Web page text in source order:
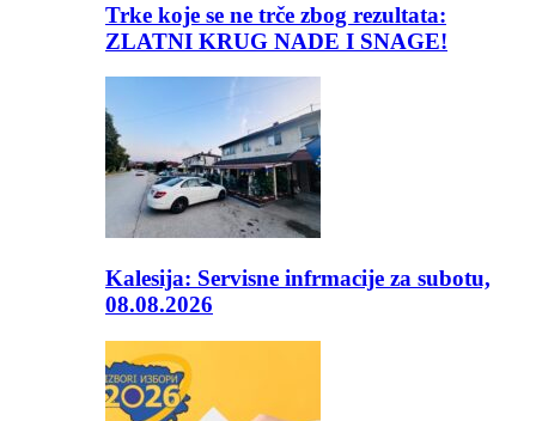
Trke koje se ne trče zbog rezultata:
ZLATNI KRUG NADE I SNAGE!
Kalesija: Servisne infrmacije za subotu,
08.08.2026